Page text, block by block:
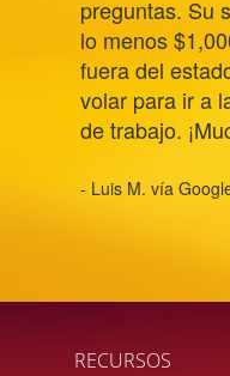
preguntas. Su
lo menos
fuera del
volar para ir a
de trabajo.
- Luis M. vía
RECURSOS